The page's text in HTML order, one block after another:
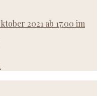
2021 ab 17:00 im